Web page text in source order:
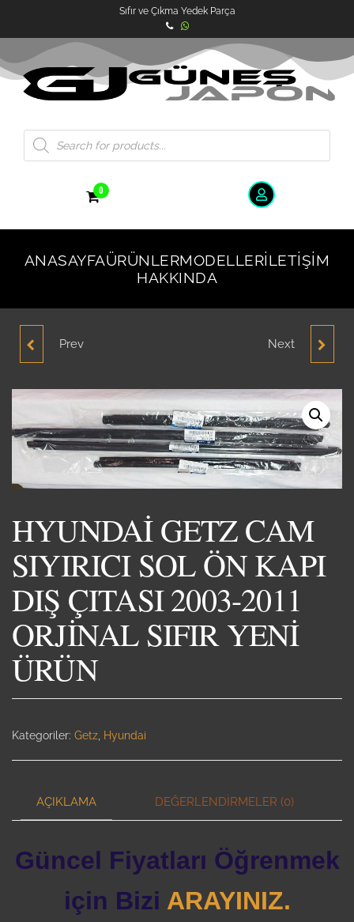
Sıfır ve Çıkma Yedek Parça
0
ANASAYFAÜRÜNLERMODELLERİLETIŞIM
HAKKINDA
HYUNDAİ ACCENT
2003-2004-2005 SIFIR
YENİ ÜRÜN
Prev HYUNDAİ GETZ CAM
ÖN 2003-2011 ORJİNAL
SIFIR YENİ ÜRÜN Nİ
Next
HYUNDAİ GETZ CAM
SIYIRICI SOL ÖN KAPI
DIŞ ÇITASI 2003-2011
ORJİNAL SIFIR YENİ
ÜRÜN
Kategoriler: Getz, Hyundai
AÇIKLAMA DEĞERLENDIRMELER (0)
Güncel Fiyatları Öğrenmek
için Bizi ARAYINIZ.